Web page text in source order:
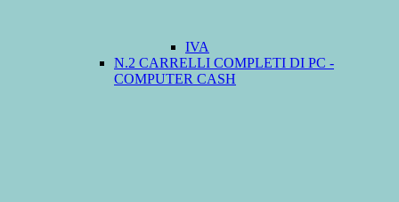
IVA
N.2 CARRELLI COMPLETI DI PC -
COMPUTER CASH